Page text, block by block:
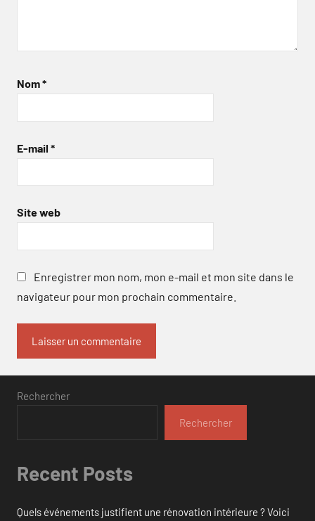
Nom*
E-mail *
Site web
Enregistrer mon nom, mon e-mail et mon site dans le
navigateur pour mon prochain commentaire.
Rechercher
Rechercher
Recent Posts
Quels événements justifient une rénovation intérieure ? Voici